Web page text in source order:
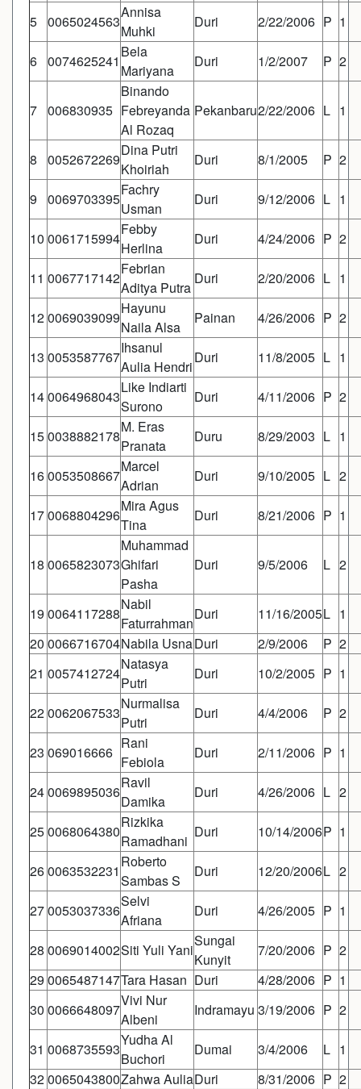
5 0065024563
Annisa
Muhki
Duri 2/22/2006 P 1
6 0074625241
Bela
Mariyana
Duri 1/2/2007 P 2
7 006830935
Binando
Febreyanda
Al Rozaq
Pekanbaru2/22/2006 L 1
8 0052672269
Dina Putri
Khoiriah
Duri 8/1/2005 P 2
9 0069703395
Fachry
Usman
Duri 9/12/2006 L 1
10 0061715994
Febby
Herlina
Duri 4/24/2006 P 2
11 0067717142
Febrian
Aditya Putra
Duri 2/20/2006 L 1
120069039099
Hayunu
Naila Alsa
Painan 4/26/2006 P 2
13 0053587767
Ihsanul
Aulia Hendri
Duri 11/8/2005 L 1
140064968043
Like Indiarti
Surono
Duri 4/11/2006 P 2
150038882178
M. Eras
Pranata
Duru 8/29/2003 L 1
160053508667
Marcel
Adrian
Duri 9/10/2005 L 2
170068804296
Mira Agus
Tina
Duri 8/21/2006 P 1
18 0065823073
Muhammad
Ghifari
Pasha
Duri 9/5/2006 L 2
19 0064117288
Nabil
Faturrahman
Duri 11/16/2005L 1
20 0066716704Nabila UsnaDuri 2/9/2006 P 2
21 0057412724
Natasya
Putri
Duri 10/2/2005 P 1
220062067533
Nurmalisa
Putri
Duri 4/4/2006 P 2
23 069016666
Rani
Febiola
Duri 2/11/2006 P 1
240069895036
Ravil
Damika
Duri 4/26/2006 L 2
250068064380
Rizkika
Ramadhani
Duri 10/14/2006P 1
260063532231
Roberto
Sambas S
Duri 12/20/2006L 2
270053037336
Selvi
Afriana
Duri 4/26/2005 P 1
28 0069014002Siti Yuli Yani
Sungai
Kunyit
7/20/2006 P 2
29 0065487147Tara Hasan Duri 4/28/2006 P 1
30 0066648097
Vivi Nur
Albeni
Indramayu 3/19/2006 P 2
31 0068735593
Yudha Al
Buchori
Dumai 3/4/2006 L 1
320065043800Zahwa AuliaDuri 8/31/2006 P 2